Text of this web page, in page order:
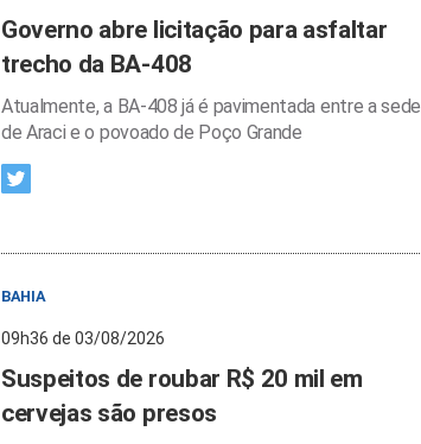
Governo abre licitação para asfaltar
trecho da BA-408
Atualmente, a BA-408 já é pavimentada entre a sede
de Araci e o povoado de Poço Grande
BAHIA
09h36 de 03/08/2026
Suspeitos de roubar R$ 20 mil em
cervejas são presos